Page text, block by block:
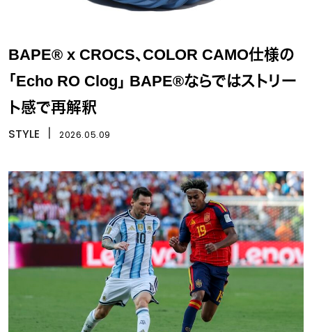
BAPE® x CROCS、COLOR CAMO仕様の
「Echo RO Clog」 BAPE®ならではストリー
ト感で再解釈
STYLE 2026.05.09